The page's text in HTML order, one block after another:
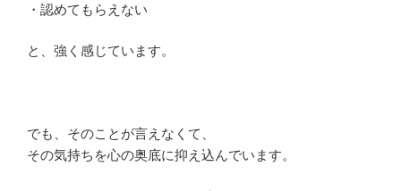
・認めてもらえない
と、強く感じています。
でも、そのことが言えなくて、
その気持ちを心の奥底に抑え込んでいます。